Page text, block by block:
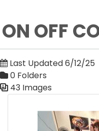
ON OFF
Last Updated 6/12/25
0 Folders
43 Images